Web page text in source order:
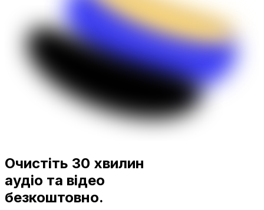
Очистіть 30 хвилин
аудіо та відео
безкоштовно.